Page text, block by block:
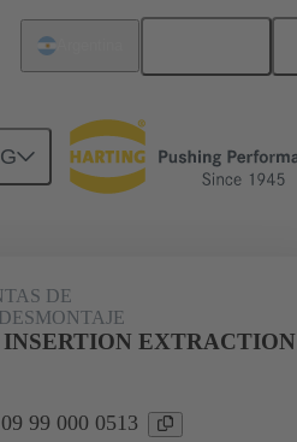
DE
INSERTION EXTRACTION
99 000 0513